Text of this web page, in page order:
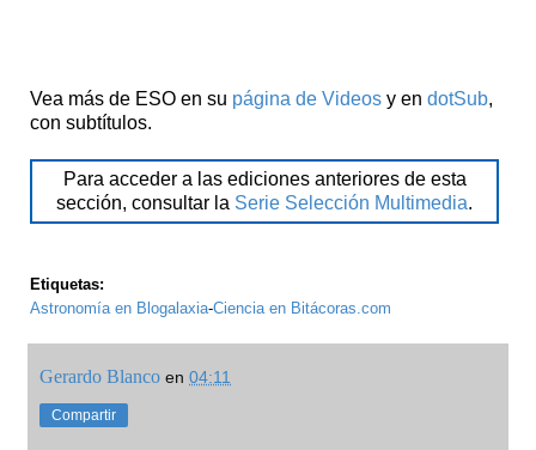
Vea más de ESO en su página de Videos y en dotSub,
con subtítulos.
Para acceder a las ediciones anteriores de esta
sección, consultar la Serie Selección Multimedia.
Etiquetas:
Astronomía en Blogalaxia-Ciencia en Bitácoras.com
Gerardo Blanco en 04:11
Compartir